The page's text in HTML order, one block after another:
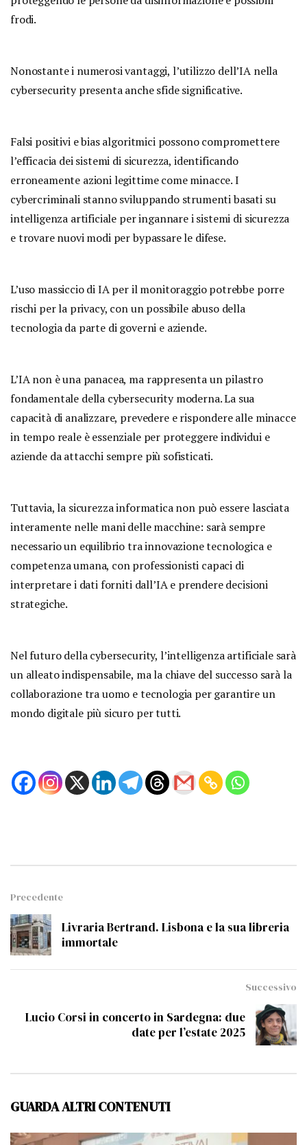
frodi.
Nonostante i numerosi vantaggi, l’utilizzo dell’IA nella
cybersecurity presenta anche sfide significative.
Falsi positivi e bias algoritmici possono compromettere
l’efficacia dei sistemi di sicurezza, identificando
erroneamente azioni legittime come minacce. I
cybercriminali stanno sviluppando strumenti basati su
intelligenza artificiale per ingannare i sistemi di sicurezza
e trovare nuovi modi per bypassare le difese.
L’uso massiccio di IA per il monitoraggio potrebbe porre
rischi per la privacy, con un possibile abuso della
tecnologia da parte di governi e aziende.
L’IA non è una panacea, ma rappresenta un pilastro
fondamentale della cybersecurity moderna. La sua
capacità di analizzare, prevedere e rispondere alle minacce
in tempo reale è essenziale per proteggere individui e
aziende da attacchi sempre più sofisticati.
Tuttavia, la sicurezza informatica non può essere lasciata
interamente nelle mani delle macchine: sarà sempre
necessario un equilibrio tra innovazione tecnologica e
competenza umana, con professionisti capaci di
interpretare i dati forniti dall’IA e prendere decisioni
strategiche.
Nel futuro della cybersecurity, l’intelligenza artificiale sarà
un alleato indispensabile, ma la chiave del successo sarà la
collaborazione tra uomo e tecnologia per garantire un
mondo digitale più sicuro per tutti.
Precedente
Livraria Bertrand. Lisbona e la sua libreria
immortale
Successivo
Lucio Corsi in concerto in Sardegna: due
date per l’estate 2025
GUARDA ALTRI CONTENUTI